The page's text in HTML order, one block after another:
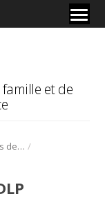
et de
Directeurs et directrices de CUMF et de milieu clinique /